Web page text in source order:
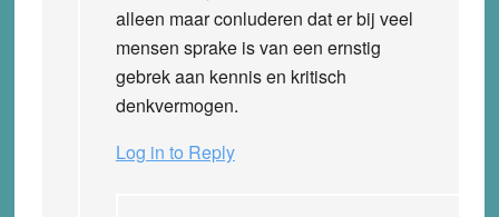
alleen maar conluderen dat er bij veel
mensen sprake is van een ernstig
gebrek aan kennis en kritisch
denkvermogen.
Log in to Reply